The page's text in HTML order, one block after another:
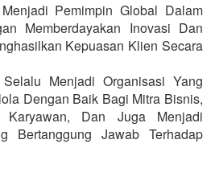
Pemimpin Global Dalam
Memberdayakan Inovasi Dan
Kepuasan Klien Secara
Menjadi Organisasi Yang
Dengan Baik Bagi Mitra Bisnis,
Karyawan, Dan Juga Menjadi
Bertanggung Jawab Terhadap